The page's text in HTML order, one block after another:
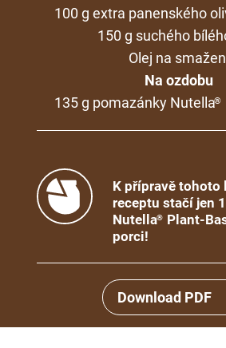
100 g extra panenského
150 g suchého
Olej na
Na ozdobu
135 g pomazánky Nutella®
K přípravě tohoto
receptu stačí jen
Nutella® Plant-
porci!
Download PDF